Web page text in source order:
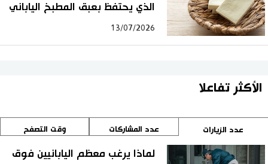
الذي يحتفظ بعبق المطبخ الياباني
13/07/2026
الأكثر تفاعلا
عدد الزيارات عدد المشاركات وقت التصفح
لماذا يرغب معظم اليابانيين فوق